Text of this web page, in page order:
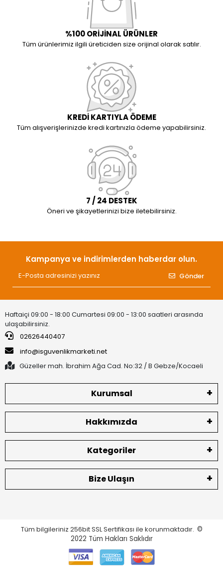
%100 ORİJİNAL ÜRÜNLER
Tüm ürünlerimiz ilgili üreticiden size orijinal olarak satılır.
KREDİ KARTIYLA ÖDEME
Tüm alışverişlerinizde kredi kartınızla ödeme yapabilirsiniz.
7 / 24 DESTEK
Öneri ve şikayetlerinizi bize iletebilirsiniz.
Kampanya ve indirimlerden haberdar olun.
Gönder
Haftaiçi 09:00 - 18:00 Cumartesi 09:00 - 13:00 saatleri arasında
ulaşabilirsiniz.
02626440407
info@isguvenlikmarketi.net
Güzeller mah. İbrahim Ağa Cad. No:32 / B Gebze/Kocaeli
Kurumsal
Hakkımızda
Kategoriler
Bize Ulaşın
Tüm bilgileriniz 256bit SSL Sertifikası ile korunmaktadır. ©
2022 Tüm Hakları Saklıdır